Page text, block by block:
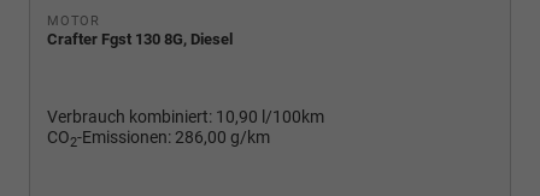
MOTOR
Crafter Fgst 130 8G, Diesel
Verbrauch kombiniert: 10,90 l/100km
CO2-Emissionen: 286,00 g/km